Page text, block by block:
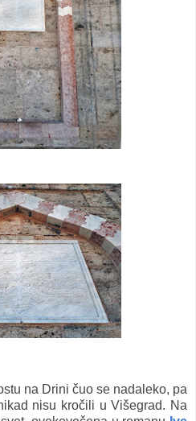
na Drini čuo se nadaleko, pa
nisu kročili u Višegrad. Na